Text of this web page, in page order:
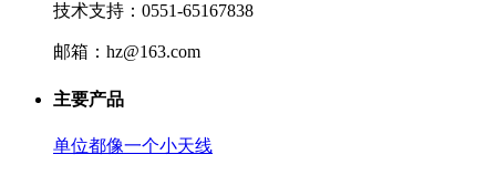
技术支持：0551-65167838
邮箱：hz@163.com
主要产品
单位都像一个小天线